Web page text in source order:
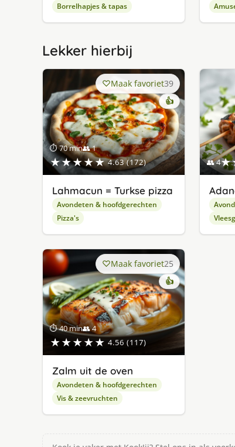
Borrelhapjes & tapas
Lekker hierbij
⏱ 70 min👥 1
★★★★★ 4.63 (172)
Maak favoriet39
👍
Lahmacun = Turkse pizza
Avondeten & hoofdgerechten
Pizza's
👥 4
⏱ 40 min👥 4
★★★★★ 4.56 (117)
Maak favoriet25
👍
Zalm uit de oven
Avondeten & hoofdgerechten
Vis & zeevruchten